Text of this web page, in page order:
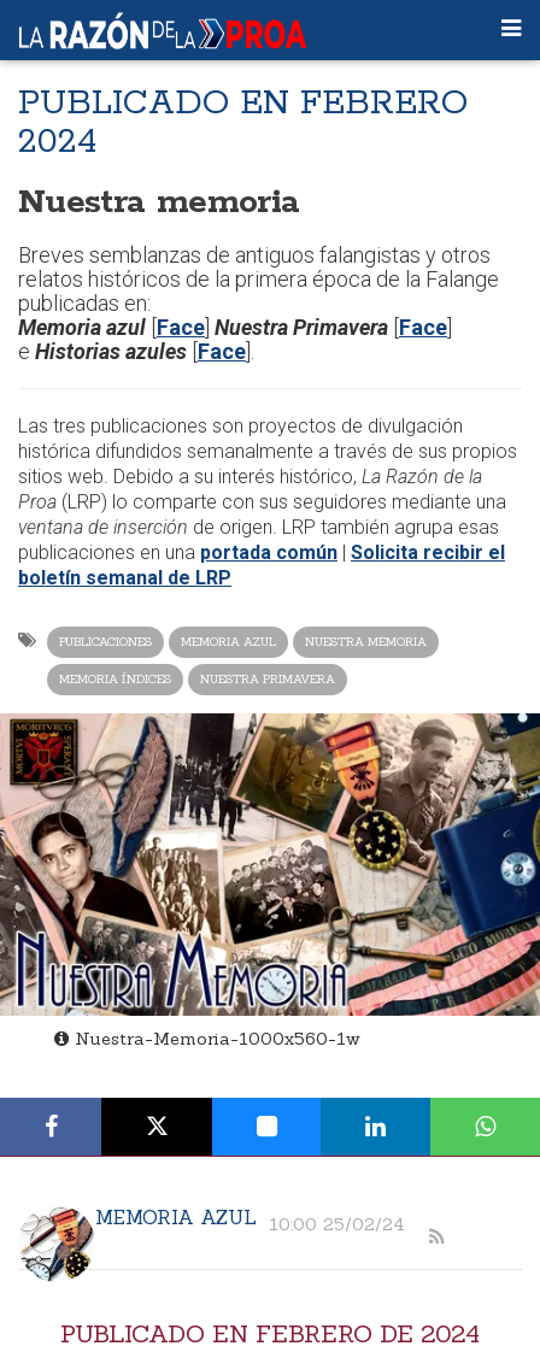
PUBLICADO EN FEBRERO
2024
Nuestra memoria
Breves semblanzas de antiguos falangistas y otros
relatos históricos de la primera época de la Falange
publicadas en:
Memoria azul Face Nuestra Primavera Face
e Historias azules Face
Las tres publicaciones son proyectos de divulgación
histórica difundidos semanalmente a través de sus propios
sitios web. Debido a su interés histórico, La Razón de la
Proa (LRP) lo comparte con sus seguidores mediante una
ventana de inserción de origen. LRP también agrupa esas
publicaciones en una portada común | Solicita recibir el
boletín semanal de LRP
PUBLICACIONES MEMORIA AZUL NUESTRA MEMORIA
MEMORIA ÍNDICES NUESTRA PRIMAVERA
Nuestra-Memoria-1000x560-1w
MEMORIA AZUL 10:00 25/02/24
PUBLICADO EN FEBRERO DE 2024